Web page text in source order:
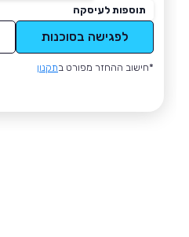
תוספות לעיסקה
לפגישה בסוכנות
*חישוב ההחזר מפורט בתקנון